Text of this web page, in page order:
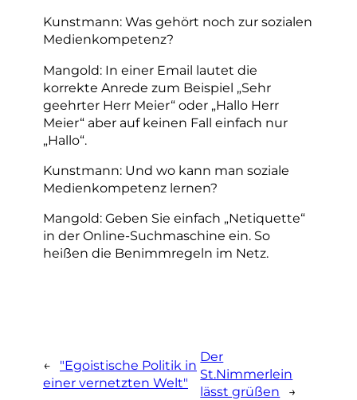
Kunstmann: Was gehört noch zur sozialen
Medienkompetenz?
Mangold: In einer Email lautet die
korrekte Anrede zum Beispiel „Sehr
geehrter Herr Meier“ oder „Hallo Herr
Meier“ aber auf keinen Fall einfach nur
„Hallo“.
Kunstmann: Und wo kann man soziale
Medienkompetenz lernen?
Mangold: Geben Sie einfach „Netiquette“
in der Online-Suchmaschine ein. So
heißen die Benimmregeln im Netz.
←
"Egoistische Politik in
einer vernetzten Welt"
Der
St.Nimmerlein
lässt grüßen
→